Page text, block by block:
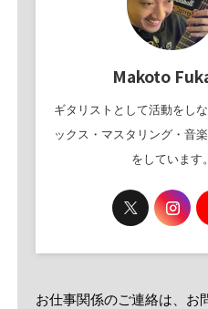
Makoto
ギタリストとして活動をし
ックス・マスタリング・音
をしています。
お仕事関係のご連絡は、お